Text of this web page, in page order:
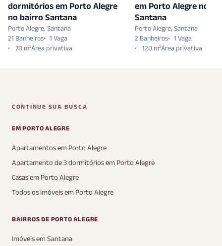
dormitórios em Porto Alegre
no bairro Santana
Porto Alegre, Santana
21 Banheiros
1 Vaga
78 m²
em Porto Alegre no
Santana
Porto Alegre, Santana
2 Banheiros
1 Vaga
120 m²
CONTINUE SUA BUSCA
EM PORTO ALEGRE
Apartamentos em Porto Alegre
Apartamento de 3 dormitórios em Porto Alegre
Casas em Porto Alegre
Todos os imóveis em Porto Alegre
BAIRROS DE PORTO ALEGRE
Imóveis em Santana